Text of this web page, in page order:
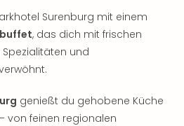
Surenburg mit einem
, das dich mit frischen
und
genießt du gehobene Küche
von feinen regionalen